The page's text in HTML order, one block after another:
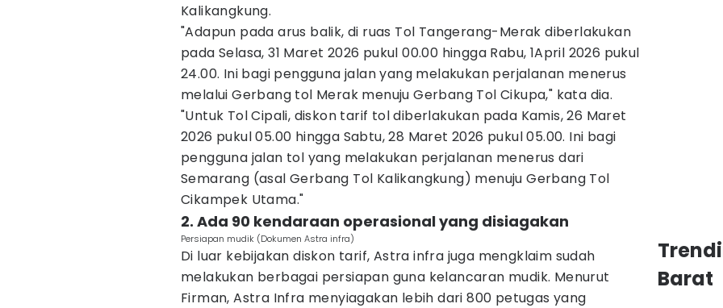
Kalikangkung.
"Adapun pada arus balik, di ruas Tol Tangerang-Merak diberlakukan
pada Selasa, 31 Maret 2026 pukul 00.00 hingga Rabu, 1April 2026 pukul
24.00. Ini bagi pengguna jalan yang melakukan perjalanan menerus
melalui Gerbang tol Merak menuju Gerbang Tol Cikupa," kata dia.
"Untuk Tol Cipali, diskon tarif tol diberlakukan pada Kamis, 26 Maret
2026 pukul 05.00 hingga Sabtu, 28 Maret 2026 pukul 05.00. Ini bagi
pengguna jalan tol yang melakukan perjalanan menerus dari
Semarang (asal Gerbang Tol Kalikangkung) menuju Gerbang Tol
Cikampek Utama."
2. Ada 90 kendaraan operasional yang disiagakan
Persiapan mudik (Dokumen Astra infra)
Di luar kebijakan diskon tarif, Astra infra juga mengklaim sudah
melakukan berbagai persiapan guna kelancaran mudik. Menurut
Firman, Astra Infra menyiagakan lebih dari 800 petugas yang
Barat